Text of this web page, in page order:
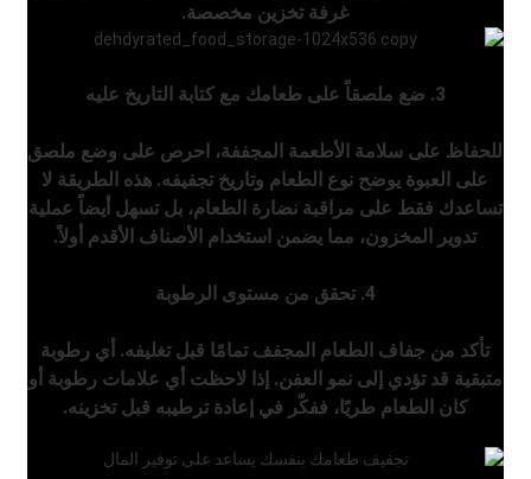
غرفة تخزين مخصصة.
3. ضع ملصقاً على طعامك مع كتابة التاريخ عليه
للحفاظ على سلامة الأطعمة المجففة، احرص على وضع ملصق
على العبوة يوضح نوع الطعام وتاريخ تجفيفه. هذه الطريقة لا
تساعدك فقط على مراقبة نضارة الطعام، بل تسهل أيضاً عملية
تدوير المخزون، مما يضمن استخدام الأصناف الأقدم أولاً.
4. تحقق من مستوى الرطوبة
تأكد من جفاف الطعام المجفف تمامًا قبل تغليفه. أي رطوبة
متبقية قد تؤدي إلى نمو العفن. إذا لاحظت أي علامات رطوبة أو
كان الطعام طريًا، ففكّر في إعادة ترطيبه قبل تخزينه.